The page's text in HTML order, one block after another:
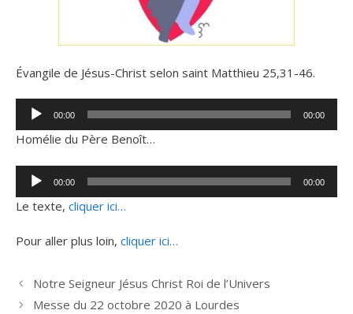
Évangile de Jésus-Christ selon saint Matthieu 25,31-46.
Lecteur
audio
00:00 00:00
Homélie du Père Benoît…
Lecteur
audio
00:00 00:00
Le texte, cliquer ici…
Pour aller plus loin, cliquer ici…
Notre Seigneur Jésus Christ Roi de l’Univers
Messe du 22 octobre 2020 à Lourdes